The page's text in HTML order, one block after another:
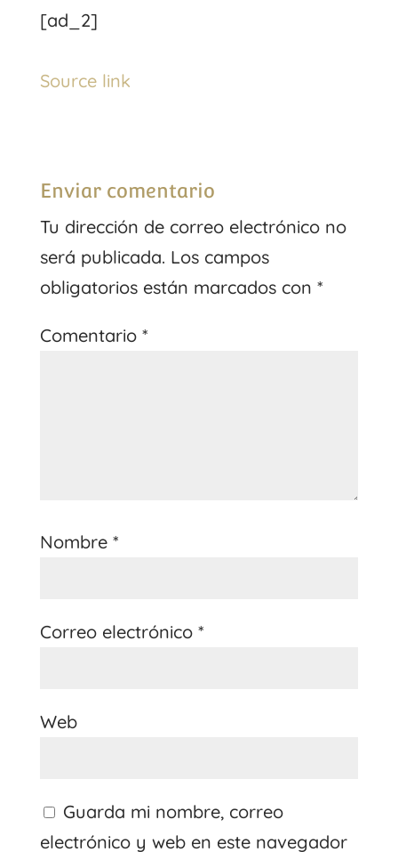
[ad_2]
Source link
Enviar comentario
Tu dirección de correo electrónico no
será publicada. Los campos
obligatorios están marcados con *
Comentario *
Nombre *
Correo electrónico *
Web
Guarda mi nombre, correo
electrónico y web en este navegador